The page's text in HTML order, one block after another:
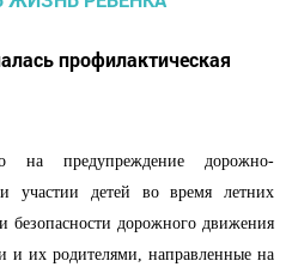
профилактическая
на предупреждение дорожно-
участии детей во время летних
безопасности дорожного движения
и их родителями, направленные на